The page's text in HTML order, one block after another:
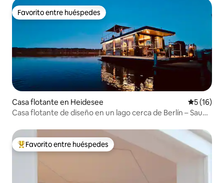
Favorito entre huéspedes
Favorito entre huéspedes
Casa flotante en Heidesee
5 (16)
Casa flotante de diseño en un lago cerca de Berlín – Sauna
Favorito entre huéspedes preferido
Favorito entre huéspedes